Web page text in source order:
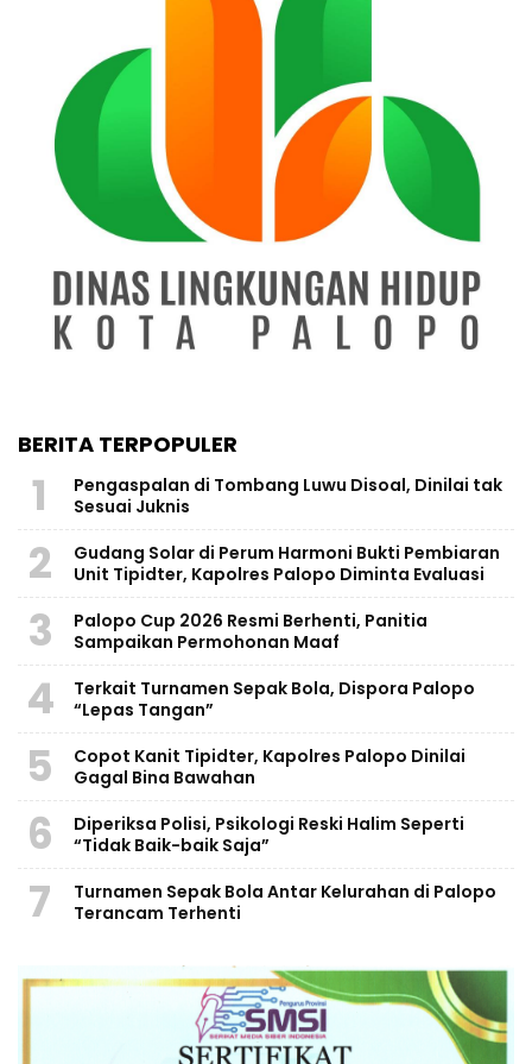
BERITA TERPOPULER
1
Pengaspalan di Tombang Luwu Disoal, Dinilai tak
Sesuai Juknis
2
Gudang Solar di Perum Harmoni Bukti Pembiaran
Unit Tipidter, Kapolres Palopo Diminta Evaluasi
3
Palopo Cup 2026 Resmi Berhenti, Panitia
Sampaikan Permohonan Maaf
4
Terkait Turnamen Sepak Bola, Dispora Palopo
“Lepas Tangan”
5
Copot Kanit Tipidter, Kapolres Palopo Dinilai
Gagal Bina Bawahan
6
Diperiksa Polisi, Psikologi Reski Halim Seperti
“Tidak Baik-baik Saja”
7
Turnamen Sepak Bola Antar Kelurahan di Palopo
Terancam Terhenti